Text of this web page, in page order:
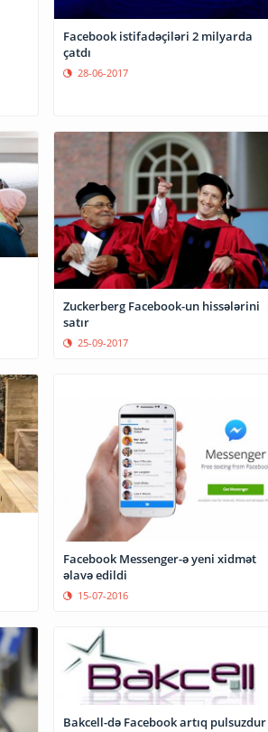
Facebook istifadəçiləri 2 milyarda
çatdı
28-06-2017
Zuckerberg Facebook-un hissələrini
satır
25-09-2017
Facebook Messenger-ə yeni xidmət
əlavə edildi
15-07-2016
Bakcell-də Facebook artıq pulsuzdur